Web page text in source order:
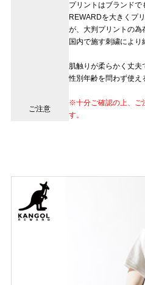
プリントはブランド
REWARDを大きくプ
が、大判プリントの為
国内で施す刺繍により
肌触りが柔らかく丈夫
性別年齢を問わず使え
ご注意
※十分ご確認の上、ご
す。